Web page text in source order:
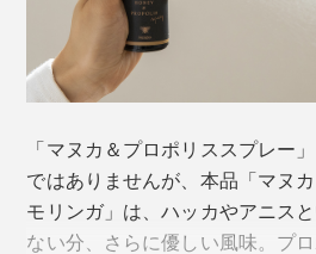
数値が高いほど、グレードが高い
※一般財団法人 食品分析開発センター SUNATEC
マヌカハニーの成分検査による認証・グレーデ
「MG1000+」とは、1kgあたり
リオキサールが含まれていると
スプレーやのど飴などで、ここ
が使われているものは、まず見
「マヌカ＆プロポリススプレー
ではありませんが、本品「マヌ
モリンガ」は、ハッカやアニス
ない分、さらに優しい風味。プ